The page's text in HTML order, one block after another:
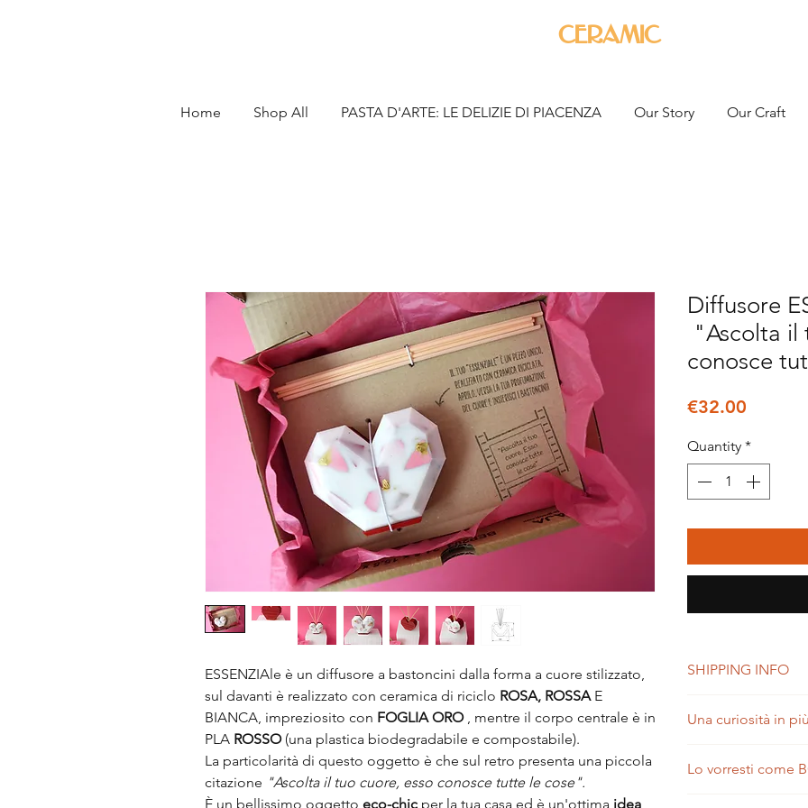
ceramic
Home Shop All PASTA D'ARTE: LE DELIZIE DI PIACENZA Our Story Our Craft
ESSENZIAle è un diffusore a bastoncini dalla forma a cuore stilizzato,
sul davanti è realizzato con ceramica di riciclo ROSA, ROSSA E
BIANCA, impreziosito con FOGLIA ORO , mentre il corpo centrale è in
PLA ROSSO(una plastica biodegradabile e compostabile).
La particolarità di questo oggetto è che sul retro presenta una piccola
citazione "Ascolta il tuo cuore, esso conosce tutte le cose".
È un bellissimo oggetto eco-chic per la tua casa ed è un'ottima idea
Diffusore
"Ascolta il
conosce
€32.00
Quantity *
SHIPPING INFO
ricezione dell'ordine
Una curiosità in
subisce rottura
Lo vorresti come